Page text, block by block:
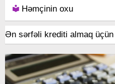
Həmçinin oxu
Ən sərfəli krediti almaq